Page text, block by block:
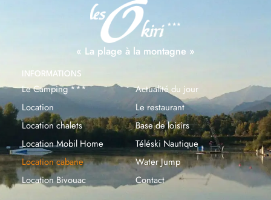
INFORMATIONS
Le Camping ***
Location
Location chalets
Location Mobil Home
Location cabane
Location Bivouac
Actualité du jour
Le restaurant
Base de loisirs
Téléski Nautique
Water Jump
Contact
« La plage à la montagne »